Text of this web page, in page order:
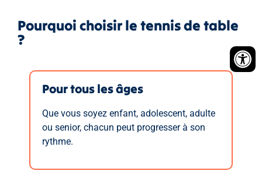
Pourquoi choisir le tennis de table
?
Pour tous les âges
Que vous soyez enfant, adolescent, adulte
ou senior, chacun peut progresser à son
rythme.